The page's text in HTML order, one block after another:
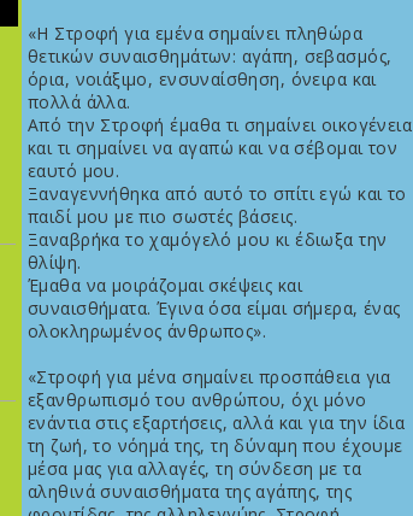
«Η Στροφή για εμένα σημαίνει πληθώρα
θετικών συναισθημάτων: αγάπη, σεβασμός,
όρια, νοιάξιμο, ενσυναίσθηση, όνειρα και
πολλά άλλα.
Από την Στροφή έμαθα τι σημαίνει οικογένεια
και τι σημαίνει να αγαπώ και να σέβομαι τον
εαυτό μου.
Ξαναγεννήθηκα από αυτό το σπίτι εγώ και το
παιδί μου με πιο σωστές βάσεις.
Ξαναβρήκα το χαμόγελό μου κι έδιωξα την
θλίψη.
Έμαθα να μοιράζομαι σκέψεις και
συναισθήματα. Έγινα όσα είμαι σήμερα, ένας
ολοκληρωμένος άνθρωπος».
«Στροφή για μένα σημαίνει προσπάθεια για
εξανθρωπισμό του ανθρώπου, όχι μόνο
ενάντια στις εξαρτήσεις, αλλά και για την ίδια
τη ζωή, το νόημά της, τη δύναμη που έχουμε
μέσα μας για αλλαγές, τη σύνδεση με τα
αληθινά συναισθήματα της αγάπης, της